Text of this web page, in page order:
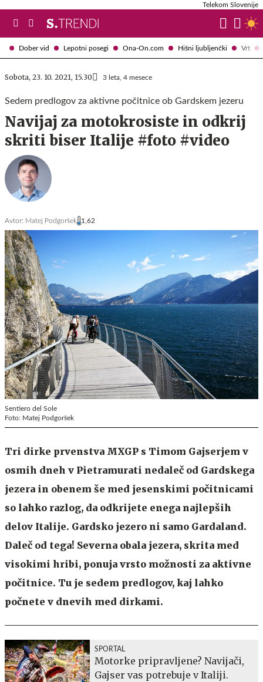
Dober vid Lepotni posegi Ona-On.com Hišni ljubljenčki Vrt
Telekom Slovenije
Sobota, 23. 10. 2021, 15.30 3 leta, 4 mesece
Sedem predlogov za aktivne počitnice ob Gardskem jezeru
Navijaj za motokrosiste in odkrij
skriti biser Italije #foto #video
Avtor: Matej Podgoršek 1,62
Sentiero del Sole
Foto: Matej Podgoršek
Tri dirke prvenstva MXGP s Timom Gajserjem v
osmih dneh v Pietramurati nedaleč od Gardskega
jezera in obenem še med jesenskimi počitnicami
so lahko razlog, da odkrijete enega najlepših
delov Italije. Gardsko jezero ni samo Gardaland.
Daleč od tega! Severna obala jezera, skrita med
visokimi hribi, ponuja vrsto možnosti za aktivne
počitnice. Tu je sedem predlogov, kaj lahko
počnete v dnevih med dirkami.
SPORTAL
Motorke pripravljene? Navijači,
Gajser vas potrebuje v Italiji.